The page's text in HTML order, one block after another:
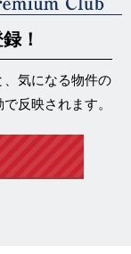
！
気になる物件の
反映されます。